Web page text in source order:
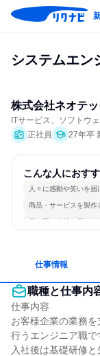
システムエン
株式会社ネオテッ
ITサービス、ソフトウ
正社員
27年卒
こんな人におす
人々に感動や笑いを届
商品・サービスを製作
長く同じ会社に居続け
仕事情報
職種と仕事内
仕事内容
お客様企業の業務
行うエンジニア職で
入社後は基礎研修